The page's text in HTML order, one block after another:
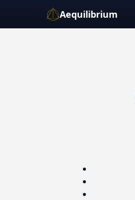
Aequilibrium